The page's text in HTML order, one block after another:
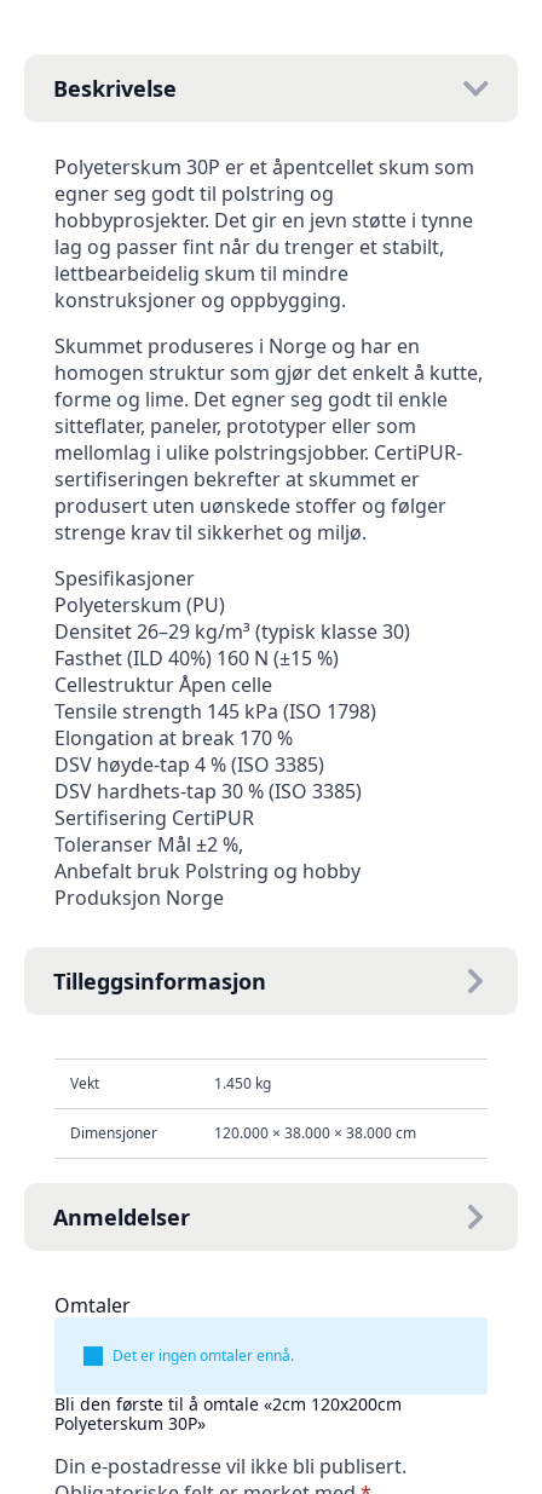
Beskrivelse
Polyeterskum 30P er et åpentcellet skum som
egner seg godt til polstring og
hobbyprosjekter. Det gir en jevn støtte i tynne
lag og passer fint når du trenger et stabilt,
lettbearbeidelig skum til mindre
konstruksjoner og oppbygging.
Skummet produseres i Norge og har en
homogen struktur som gjør det enkelt å kutte,
forme og lime. Det egner seg godt til enkle
sitteflater, paneler, prototyper eller som
mellomlag i ulike polstringsjobber. CertiPUR-
sertifiseringen bekrefter at skummet er
produsert uten uønskede stoffer og følger
strenge krav til sikkerhet og miljø.
Spesifikasjoner
Polyeterskum (PU)
Densitet 26–29 kg/m³ (typisk klasse 30)
Fasthet (ILD 40%) 160 N (±15 %)
Cellestruktur Åpen celle
Tensile strength 145 kPa (ISO 1798)
Elongation at break 170 %
DSV høyde-tap 4 % (ISO 3385)
DSV hardhets-tap 30 % (ISO 3385)
Sertifisering CertiPUR
Toleranser Mål ±2 %,
Anbefalt bruk Polstring og hobby
Produksjon Norge
Tilleggsinformasjon
Vekt 1.450 kg
Dimensjoner 120.000 × 38.000 × 38.000 cm
Anmeldelser
Omtaler
Det er ingen omtaler ennå.
Bli den første til å omtale «2cm 120x200cm
Polyeterskum 30P»
Din e-postadresse vil ikke bli publisert.